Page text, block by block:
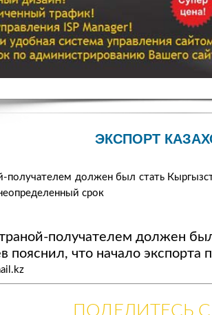
ЭКСПОРТ
получателем должен был стать
срок
получателем должен
пояснил, что начало
ПОДЕЛИТЕСЬ